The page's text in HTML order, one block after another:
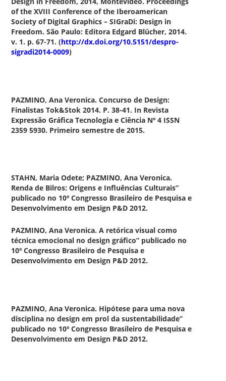
of the XVIII Conference of the Iberoamerican
Society of Digital Graphics – SIGraDi: Design in
Freedom. São Paulo: Editora Edgard Blücher, 2014.
v. 1. p. 67-71. (http://dx.doi.org/10.5151/despro-
sigradi2014-0009)
PAZMINO, Ana Veronica.Concurso de Design:
Finalistas Tok&Stok 2014. P. 38-41. In Revista
Expressão Gráfica Tecnologia e Ciência Nº 4 ISSN
2359 5930. Primeiro semestre de 2015.
STAHN, Maria Odete; PAZMINO, Ana Veronica.
Renda de Bilros: Origens e Influências Culturais”
publicado no 10º Congresso Brasileiro de Pesquisa e
Desenvolvimento em Design P&D 2012.
PAZMINO, Ana Veronica. A retórica visual como
técnica emocional no design gráfico” publicado no
10º Congresso Brasileiro de Pesquisa e
Desenvolvimento em Design P&D 2012.
PAZMINO, Ana Veronica. Hipótese para uma nova
disciplina no design em prol da sustentabilidade”
publicado no 10º Congresso Brasileiro de Pesquisa e
Desenvolvimento em Design P&D 2012.